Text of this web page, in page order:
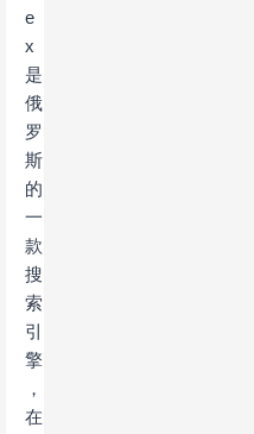
e
x
是
俄
罗
斯
的
一
款
搜
索
引
擎
，
在